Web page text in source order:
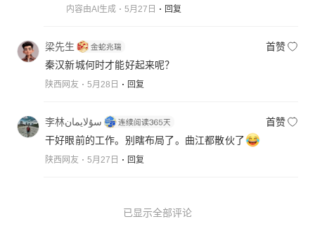
内容由AI生成 5月27日 回复
梁先生
首赞
秦汉新城何时才能好起来呢？
陕西网友 5月28日 回复
李林سۇلايمان
首赞
干好眼前的工作。别瞎布局了。曲江都散伙了
陕西网友 5月27日 回复
已显示全部评论